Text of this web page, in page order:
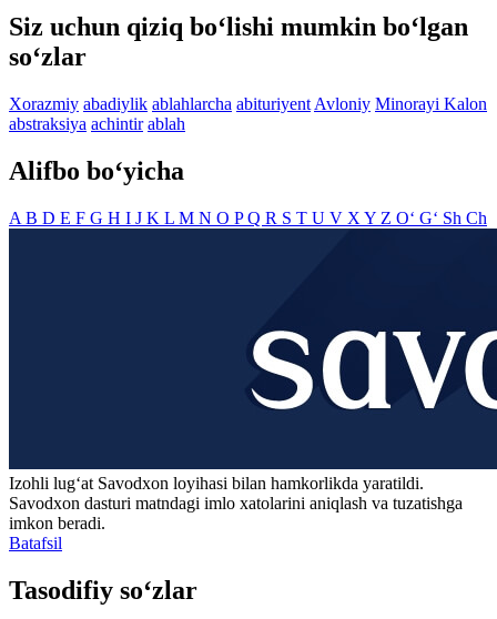
Siz uchun qiziq bo‘lishi mumkin bo‘lgan
so‘zlar
Xorazmiy abadiylik ablahlarcha abituriyent Avloniy Minorayi Kalon
abstraksiya achintir ablah
Alifbo bo‘yicha
A B D E F G H I J K L M N O PQ R S T U V X Y Z O‘ G‘ Sh Ch
Izohli lugʻat Savodxon loyihasi bilan hamkorlikda yaratildi.
Savodxon dasturi matndagi imlo xatolarini aniqlash va tuzatishga
imkon beradi.
Batafsil
Tasodifiy so‘zlar